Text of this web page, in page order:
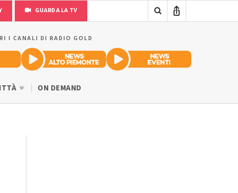
GUARDA LA TV
I CANALI DI RADIO GOLD
ON DEMAND